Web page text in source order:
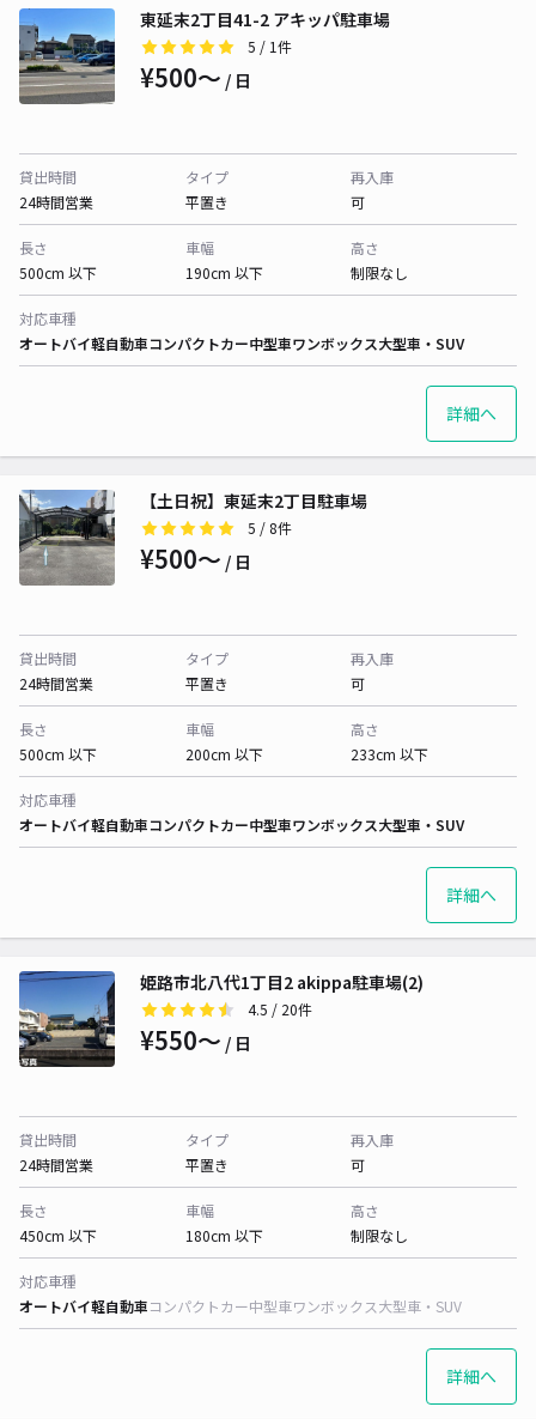
東延末2丁目41-2 アキッパ駐車場
5 / 1件
¥500〜 / 日
貸出時間
24時間営業
タイプ
平置き
再入庫
可
長さ
500cm 以下
車幅
190cm 以下
高さ
制限なし
対応車種
オートバイ軽自動車コンパクトカー中型車ワンボックス大型車・SUV
詳細へ
【土日祝】東延末2丁目駐車場
5 / 8件
¥500〜 / 日
貸出時間
24時間営業
タイプ
平置き
再入庫
可
長さ
500cm 以下
車幅
200cm 以下
高さ
233cm 以下
対応車種
オートバイ軽自動車コンパクトカー中型車ワンボックス大型車・SUV
詳細へ
姫路市北八代1丁目2 akippa駐車場(2)
4.5 / 20件
¥550〜 / 日
貸出時間
24時間営業
タイプ
平置き
再入庫
可
長さ
450cm 以下
車幅
180cm 以下
高さ
制限なし
対応車種
オートバイ軽自動車コンパクトカー中型車ワンボックス大型車・SUV
詳細へ